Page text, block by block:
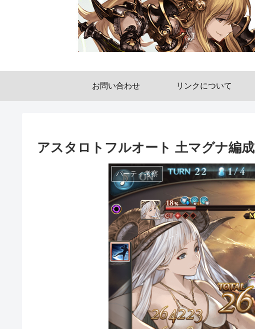
お問い合わせ リンクについて
アスタロトフルオート 土マグナ編成
パーティ考察